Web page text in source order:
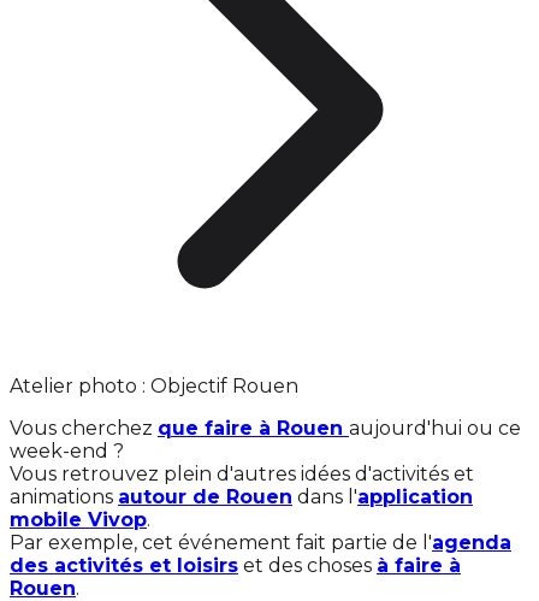
Atelier photo : Objectif Rouen
Vous cherchez que faire à Rouen aujourd'hui ou ce
week-end ?
Vous retrouvez plein d'autres idées d'activités et
animations autour de Rouen dans l'application
mobile Vivop.
Par exemple, cet événement fait partie de l'agenda
des activités et loisirs et des choses à faire à
Rouen.